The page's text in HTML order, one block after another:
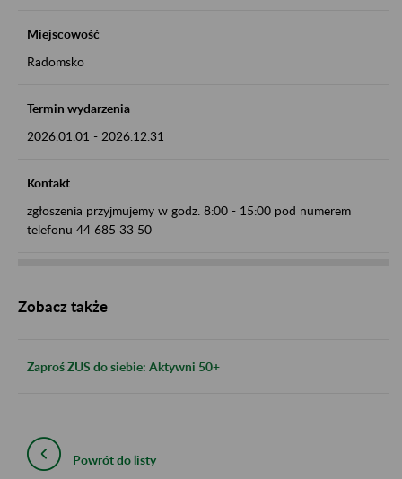
Miejscowość
Radomsko
Termin wydarzenia
2026.01.01 - 2026.12.31
Kontakt
zgłoszenia przyjmujemy w godz. 8:00 - 15:00 pod numerem
telefonu 44 685 33 50
Zobacz także
Zaproś ZUS do siebie: Aktywni 50+
Powrót do listy